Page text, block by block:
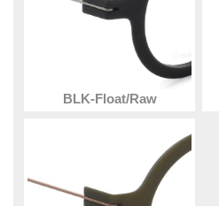
BLK-Float/Raw